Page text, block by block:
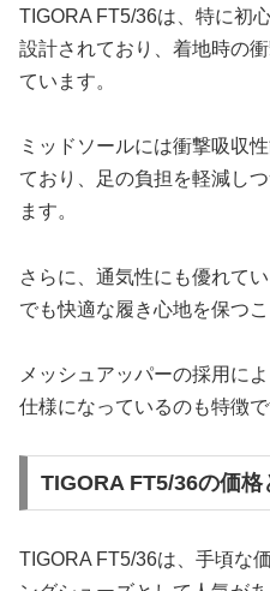
TIGORA FT5/36は、特に初
設計されており、着地時の
ています。
ミッドソールには衝撃吸収
ており、足の負担を軽減し
ます。
さらに、通気性にも優れて
でも快適な履き心地を保つこ
メッシュアッパーの採用に
仕様になっているのも特徴で
TIGORA FT5/36の価
TIGORA FT5/36は、手頃な